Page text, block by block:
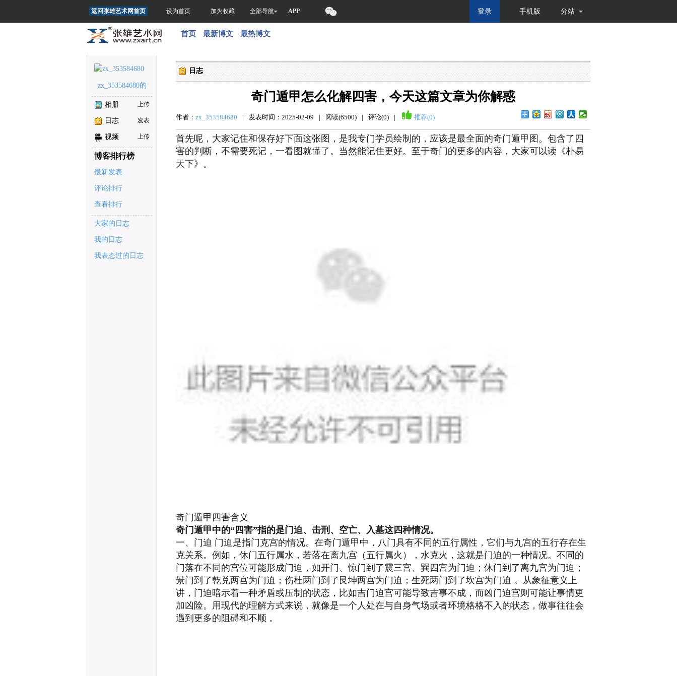
返回张雄艺术网首页 设为首页 加为收藏 全部导航 APP 分站
手机版
登录
首页 最新博文 最热博文
zx_353584680的
日志
相册
上传
日志 发表
视频 上传
博客排行榜
最新发表
评论排行
查看排行
大家的日志
我的日志
我表态过的日志
日志
奇门遁甲怎么化解四害，今天这篇文章为你解惑
作者： zx_353584680 | 发表时间：2025-02-09 | 阅读(6500) | 评论(0) | 推荐(0)
首先呢，大家记住和保存好下面这张图，是我专门学员绘制的，应该是最全面的奇门遁甲图。包含了四
害的判断，不需要死记，一看图就懂了。当然能记住更好。至于奇门的更多的内容，大家可以读《朴易
天下》。
奇门遁甲四害含义
奇门遁甲中的“四害”指的是门迫、击刑、空亡、入墓这四种情况。
一、门迫 门迫是指门克宫的情况。在奇门遁甲中，八门具有不同的五行属性，它们与九宫的五行存在生
克关系。例如，休门五行属水，若落在离九宫（五行属火），水克火，这就是门迫的一种情况。不同的
门落在不同的宫位可能形成门迫，如开门、惊门到了震三宫、巽四宫为门迫；休门到了离九宫为门迫；
景门到了乾兑两宫为门迫；伤杜两门到了艮坤两宫为门迫；生死两门到了坎宫为门迫 。从象征意义上
讲，门迫暗示着一种矛盾或压制的状态，比如吉门迫宫可能导致吉事不成，而凶门迫宫则可能让事情更
加凶险。用现代的理解方式来说，就像是一个人处在与自身气场或者环境格格不入的状态，做事往往会
遇到更多的阻碍和不顺 。